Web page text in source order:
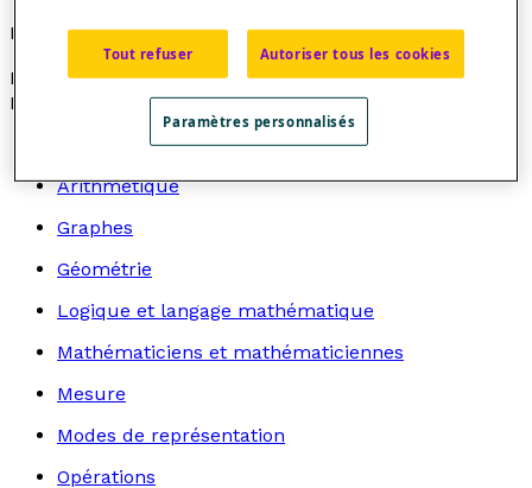
Notation
L'abréviation pour le « centimètre cube » est « cm³ ».
Recherche par thème
Arithmétique
Graphes
Géométrie
Logique et langage mathématique
Mathématiciens et mathématiciennes
Mesure
Modes de représentation
Opérations
Tout refuser Autoriser tous les cookies
Paramètres personnalisés